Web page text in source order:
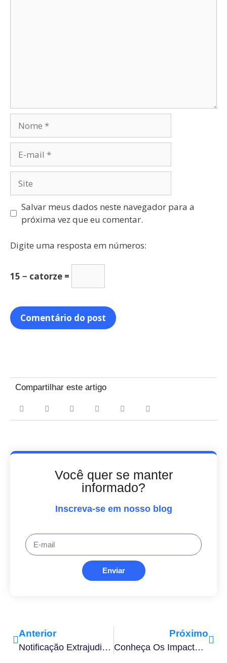
Salvar meus dados neste navegador para a
próxima vez que eu comentar.
Digite uma resposta em números:
15 − catorze =
Compartilhar este artigo
Você quer se manter
informado?
Inscreva-se em nosso blog
Enviar
Anterior
Notificação Extrajudicial Online: Como As Empresas Podem Reduzir A Burocracia
Próximo
Conheça Os Impactos Do Open Insurance Para Produto, Tecnologia E Experiência Do Cliente